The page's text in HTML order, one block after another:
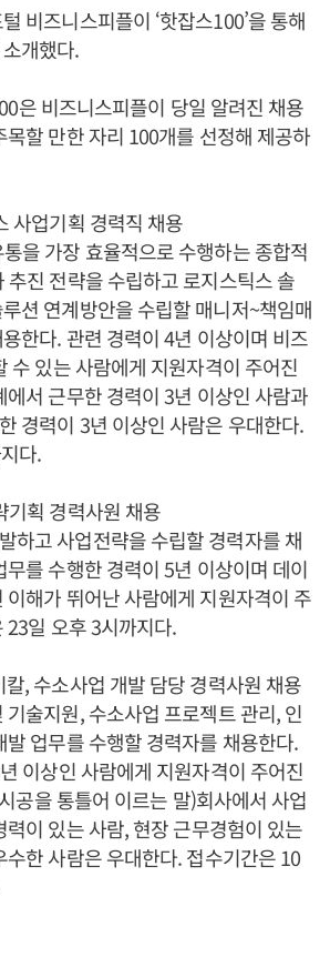
비즈니스피플이 ‘핫잡스100’을 통해
개했다.
은 비즈니스피플이 당일 알려진 채용
목할 만한 자리 100개를 선정해 제공하
사업기획 경력직 채용
을 가장 효율적으로 수행하는 종합적
추진 전략을 수립하고 로지스틱스 솔
션 연계방안을 수립할 매니저~책임매
한다. 관련 경력이 4년 이상이며 비즈
수 있는 사람에게 지원자격이 주어진
에서 근무한 경력이 3년 이상인 사람과
경력이 3년 이상인 사람은 우대한다.
다.
획 경력사원 채용
하고 사업전략을 수립할 경력자를 채
를 수행한 경력이 5년 이상이며 데이
이해가 뛰어난 사람에게 지원자격이 주
일 오후 3시까지다.
, 수소사업 개발 담당 경력사원 채용
술지원, 수소사업 프로젝트 관리, 인
발 업무를 수행할 경력자를 채용한다.
이상인 사람에게 지원자격이 주어진
공을 통틀어 이르는 말)회사에서 사업
이 있는 사람, 현장 근무경험이 있는
수한 사람은 우대한다. 접수기간은 10